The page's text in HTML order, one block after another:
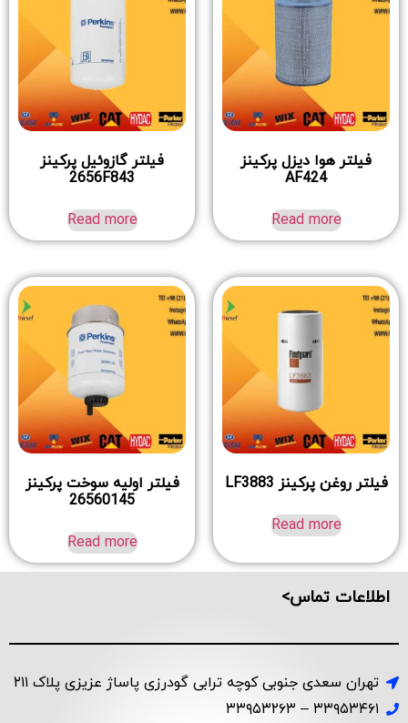
فیلتر هوا دیزل پرکینز
AF424
Read more
فیلتر گازوئیل پرکینز
2656F843
Read more
فیلتر روغن پرکینز LF3883
Read more
فیلتر اولیه سوخت پرکینز
26560145
Read more
اطلاعات تماس>
تهران سعدی جنوبی کوچه ترابی گودرزی پاساژ عزیزی پلاک ۲۱۱
۳۳۹۵۳۴۶۱ – ۳۳۹۵۳۲۶۳